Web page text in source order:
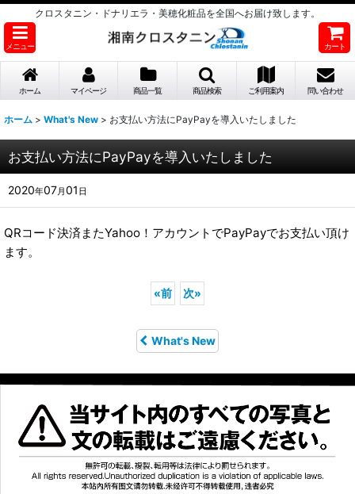
クロスタニン・ドナリエラ・美穂化粧品を全国へお届け致します。
メニュー カート
ホーム マイページ 商品一覧 商品検索 ご利用案内 問い合わせ
ホーム > What's New > お支払い方法にPayPayを導入いたしました
お支払い方法にPayPayを導入いたしました
2020年07月01 日
QRコード決済またYahoo！アカウントでPayPayでお支払い頂け
ます。
«前 次»
What's New